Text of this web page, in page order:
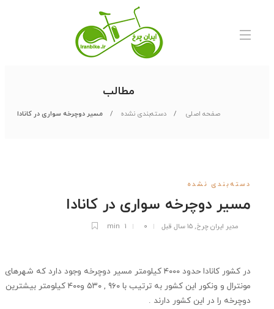
صفحه اصلی دسته‌بندی نشده مسیر دوچرخه سواری در کانادا
نشده
دوچرخه سواری در کانادا
مدیر ایران چرخ, ۱۵ سال قبل ۰
حدود ۴۰۰۰ کیلومتر مسیر دوچرخه وجود دارد که شهرهای کالگاری
,
و ونکور این کشور به ترتیب با ۹۶۰
,
۵۳۰ و۴۰۰ کیلومتر بیشترین سهم
را در این کشور دارند .